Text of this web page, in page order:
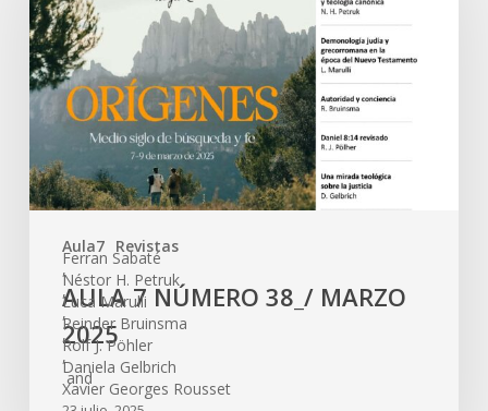
Aula7 Revistas
AULA 7 NÚMERO 38_/ MARZO
2025
Ferran Sabaté
,
Néstor H. Petruk
,
Luca Marulli
,
Reinder Bruinsma
,
Rolf J. Pöhler
,
Daniela Gelbrich
and
Xavier Georges Rousset